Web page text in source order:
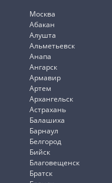
Москва
Абакан
Алушта
Альметьевск
Анапа
Ангарск
Армавир
Артем
Архангельск
Астрахань
Балашиха
Барнаул
Белгород
Бийск
Благовещенск
Братск